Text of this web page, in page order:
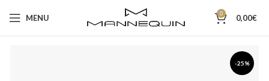
MENU 0 0,00€
-25%